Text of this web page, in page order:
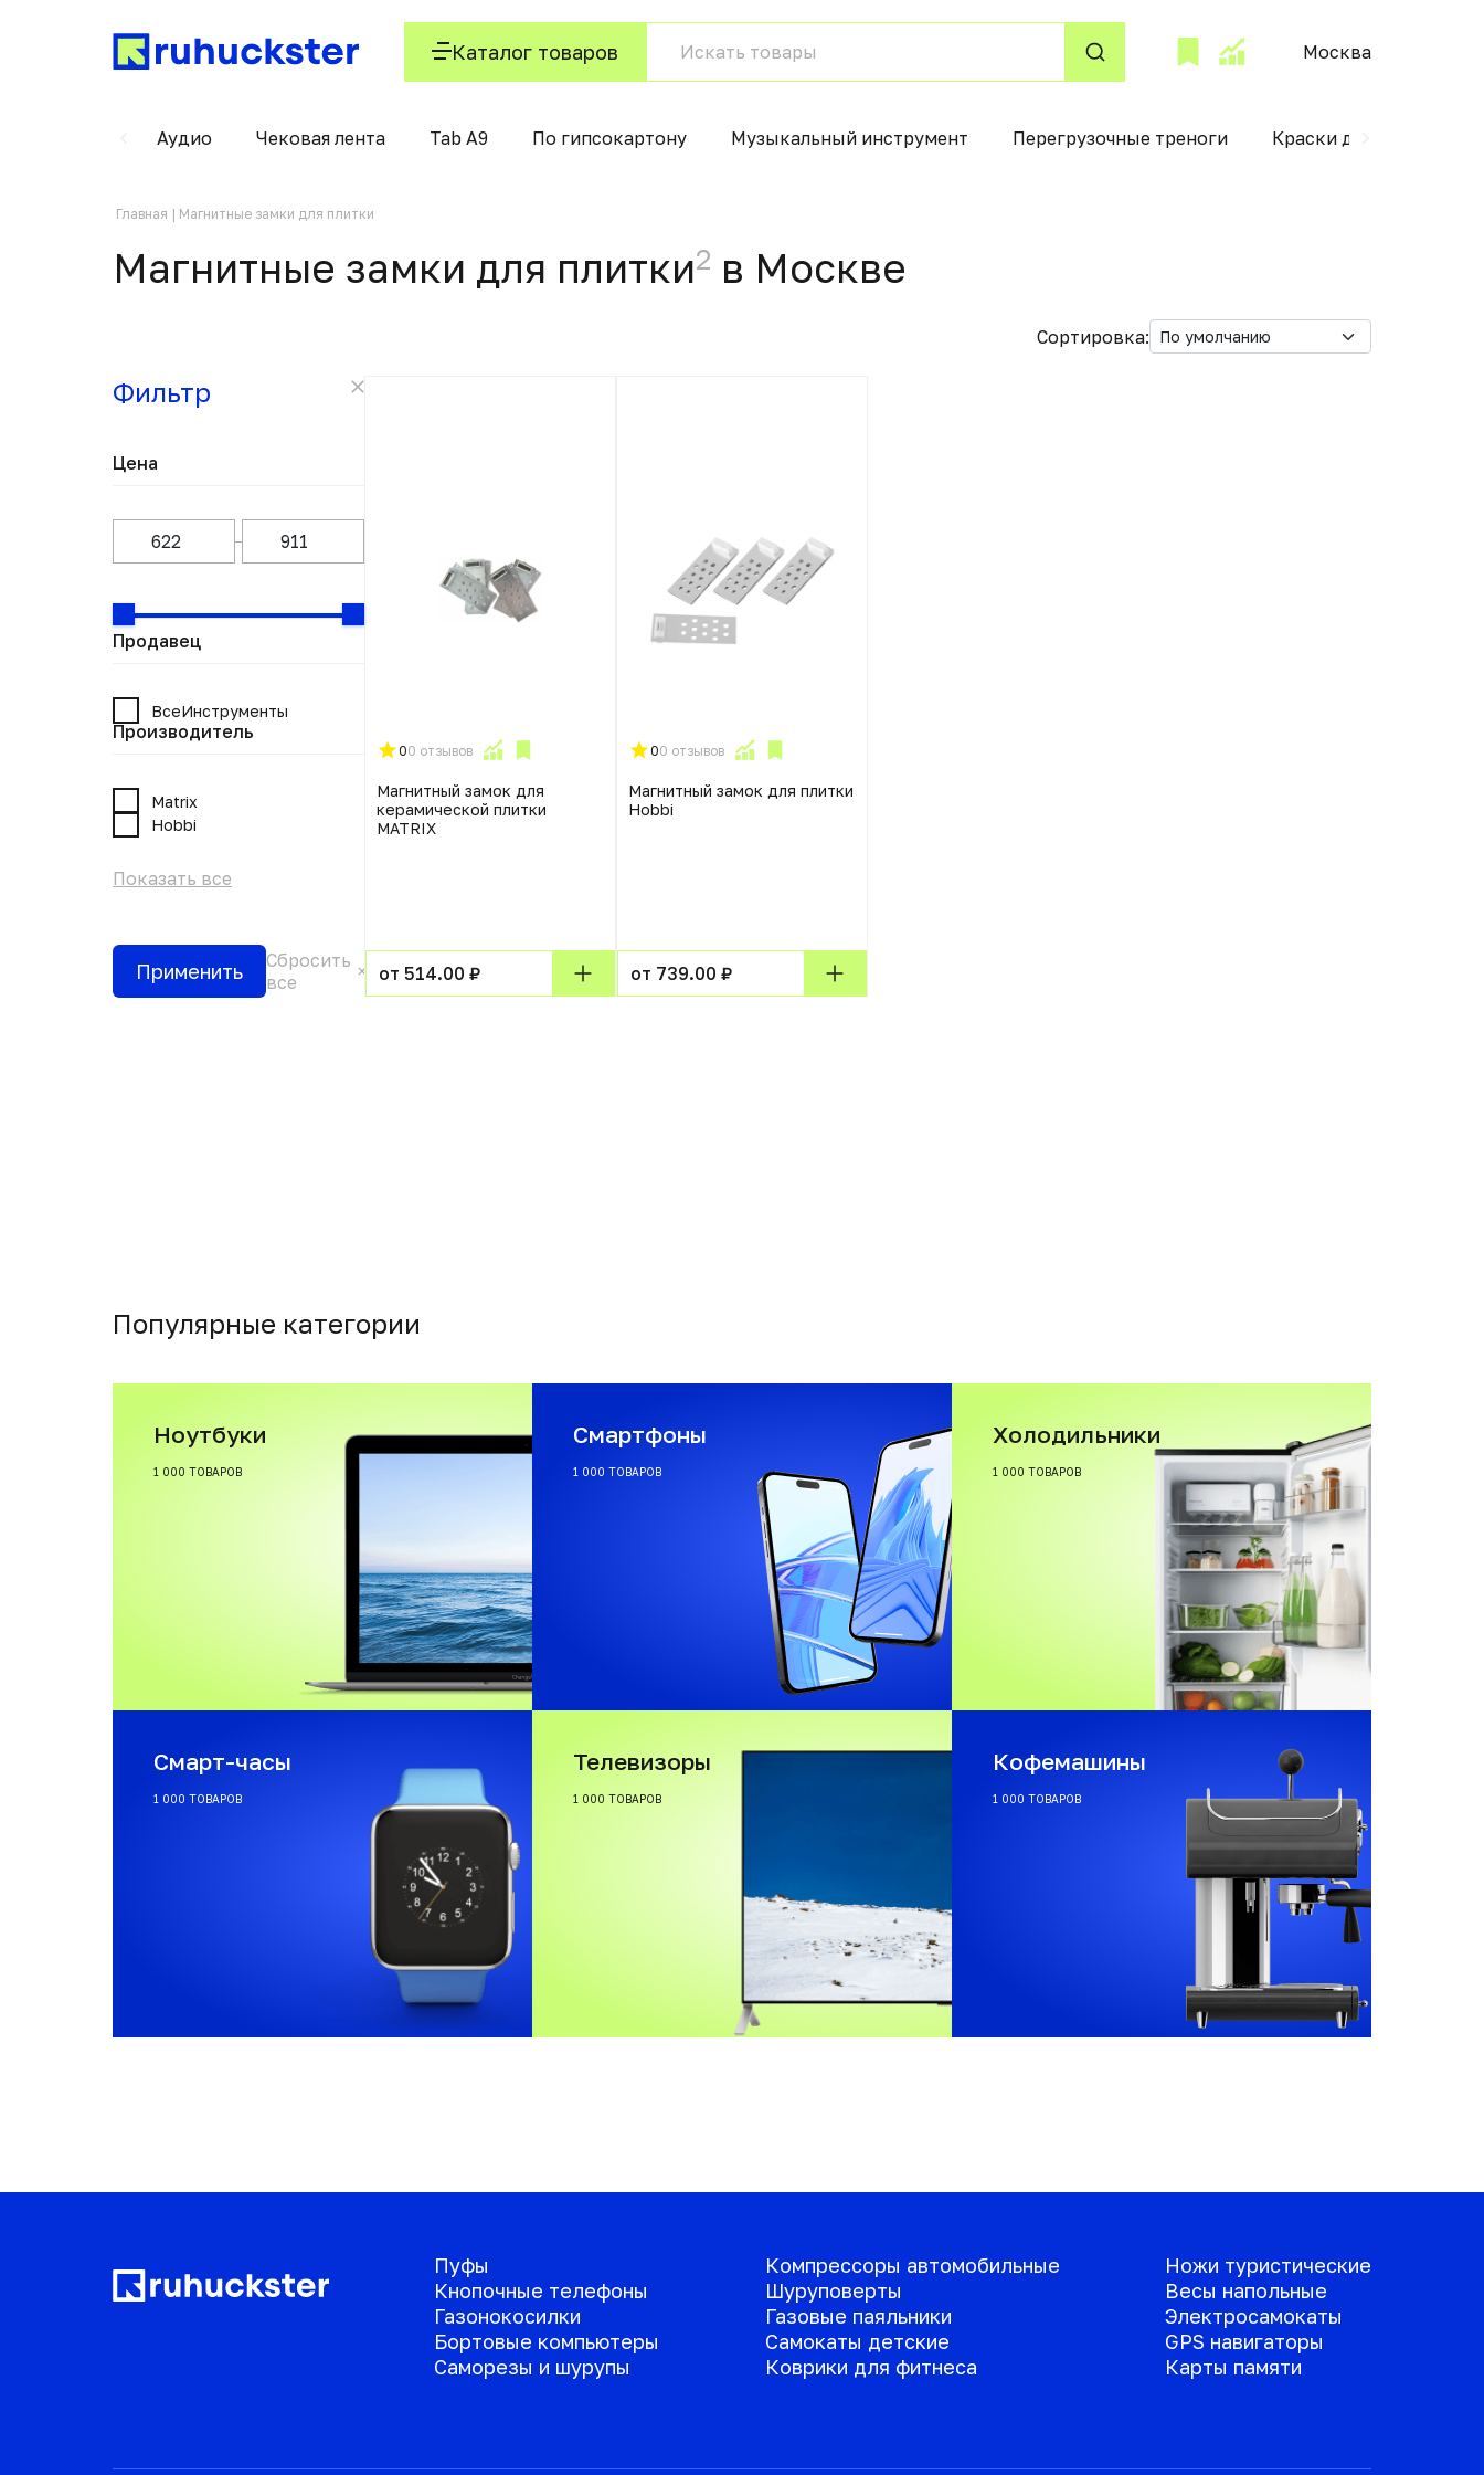
Каталог товаров Москва
Аудио Чековая лента Tab A9 По гипсокартону Музыкальный инструмент Перегрузочные треноги Краски для детского
Главная Магнитные замки для плитки
Магнитные замки для плитки2 в Москвe
Сортировка:
Фильтр
Цена
Продавец
ВсеИнструменты
Производитель
Matrix
Hobbi
Показать все
Применить
Сбросить
все
00 отзывов
Магнитный замок для
керамической плитки
MATRIX
от 514.00 ₽
00 отзывов
Магнитный замок для плитки
Hobbi
от 739.00 ₽
Популярные категории
Ноутбуки
1 000 ТОВАРОВ
Смартфоны
1 000 ТОВАРОВ
Холодильники
1 000 ТОВАРОВ
Смарт-часы
1 000 ТОВАРОВ
Телевизоры
1 000 ТОВАРОВ
Кофемашины
1 000 ТОВАРОВ
Пуфы
Кнопочные телефоны
Газонокосилки
Бортовые компьютеры
Саморезы и шурупы
Компрессоры автомобильные
Шуруповерты
Газовые паяльники
Самокаты детские
Коврики для фитнеса
Ножи туристические
Весы напольные
Электросамокаты
GPS навигаторы
Карты памяти